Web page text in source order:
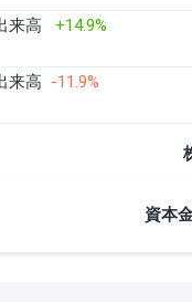
来高+14.9%
来高 -11.9%
資本